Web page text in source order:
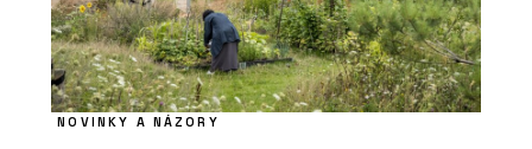
NOVINKY A NÁZORY